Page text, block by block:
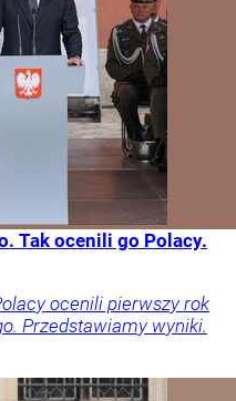
Tak ocenili go Polacy.
ocenili pierwszy rok
Przedstawiamy wyniki.